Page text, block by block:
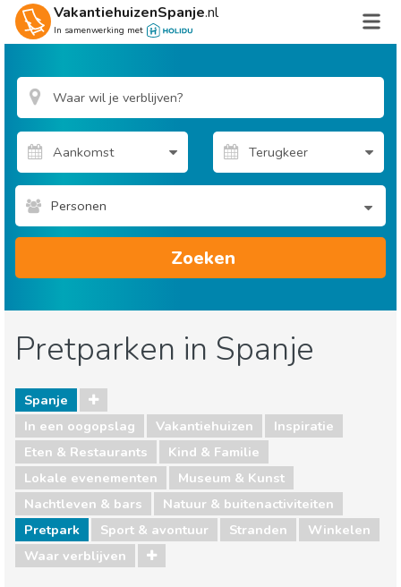
VakantiehuizenSpanje.nl
In samenwerking met
Personen
Zoeken
Pretparken in Spanje
Spanje
In een oogopslag
Vakantiehuizen
Inspiratie
Eten & Restaurants
Kind & Familie
Lokale evenementen
Museum & Kunst
Nachtleven & bars
Natuur & buitenactiviteiten
Pretpark
Sport & avontuur Stranden
Winkelen
Waar verblijven